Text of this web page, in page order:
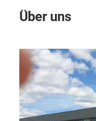
Über uns